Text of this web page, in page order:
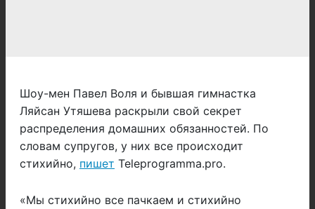
Шоу-мен Павел Воля и бывшая гимнастка
Ляйсан Утяшева раскрыли свой секрет
распределения домашних обязанностей. По
словам супругов, у них все происходит
стихийно, пишет Teleprogramma.pro.
«Мы стихийно все пачкаем и стихийно